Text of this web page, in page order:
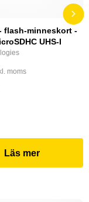
flash-minneskort -
UHS-I
moms
Läs mer